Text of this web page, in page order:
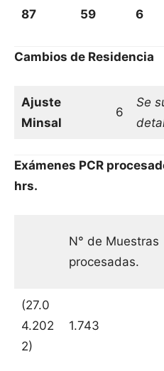
87 59 6
Cambios de Residencia
Ajuste
Minsal
6
Se
Exámenes PCR
hrs.
N° de Muestras
procesadas.
(27.0
4.202
2)
1.743